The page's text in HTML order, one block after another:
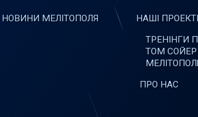
НОВИНИ МЕЛІТОПОЛЯ
НАШІ
ТРЕНІНГИ
ТОМ СОЙЕР
ПРО НАС